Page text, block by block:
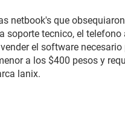
netbook's que
soporte tecnico, el
el software
a los $400 pesos y
lanix.